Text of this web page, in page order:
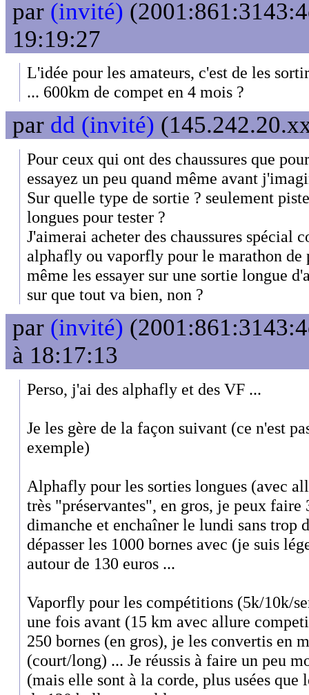
par (invité)
19:19:27
L'idée pour les amateurs, c'est de les
... 600km de compet en 4 mois ?
par dd (invité)
Pour ceux qui ont des chaussures que
essayez un peu quand même avant
Sur quelle type de sortie ? seulement
longues pour tester ?
J'aimerai acheter des chaussures spécial
alphafly ou vaporfly pour le marathon de
même les essayer sur une sortie longue
sur que tout va bien, non ?
par (invité)
à 18:17:13
Perso, j'ai des alphafly et des VF ...
Je les gère de la façon suivant (ce n'est
exemple)
Alphafly pour les sorties longues (avec
très "préservantes", en gros, je peux
dimanche et enchaîner le lundi sans trop
dépasser les 1000 bornes avec (je suis
autour de 130 euros ...
Vaporfly pour les compétitions (5k/10k/
une fois avant (15 km avec allure
250 bornes (en gros), je les convertis en
(court/long) ... Je réussis à faire un peu
(mais elle sont à la corde, plus usées que